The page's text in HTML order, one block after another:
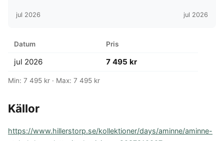
jul 2026 jul 2026
Datum Pris
jul 2026 7 495 kr
Min: 7 495 kr · Max: 7 495 kr
Källor
https://www.hillerstorp.se/kollektioner/days/aminne/aminne-